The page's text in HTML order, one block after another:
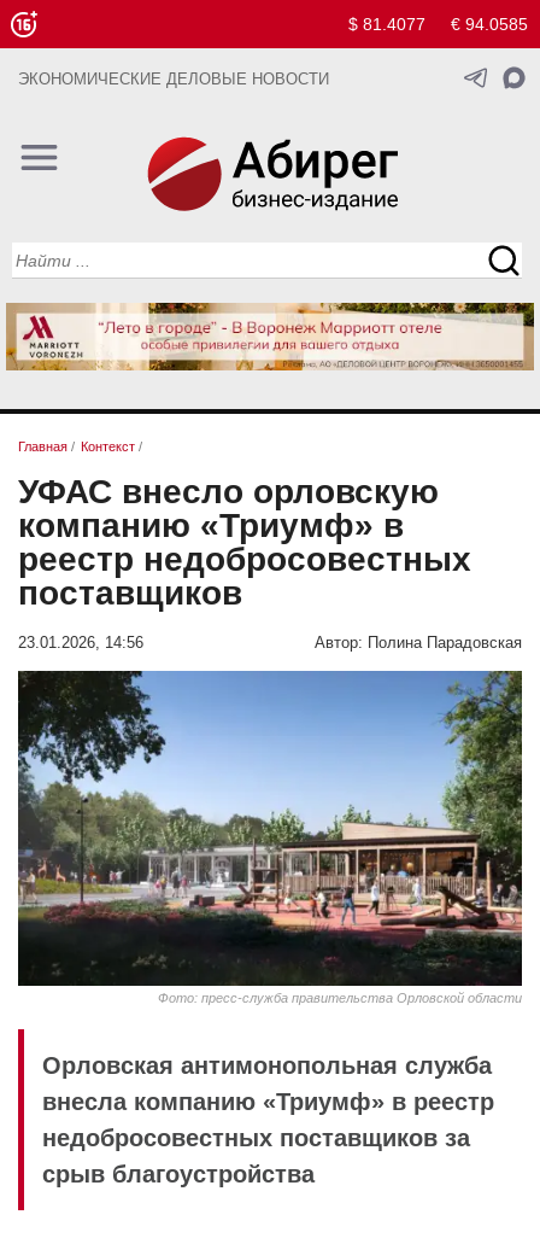
$ 81.4077 € 94.0585
ЭКОНОМИЧЕСКИЕ ДЕЛОВЫЕ НОВОСТИ
Главная / Контекст /
УФАС внесло орловскую
компанию «Триумф» в
реестр недобросовестных
поставщиков
23.01.2026, 14:56 Автор: Полина Парадовская
Фото: пресс-служба правительства Орловской области
Орловская антимонопольная служба
внесла компанию «Триумф» в реестр
недобросовестных поставщиков за
срыв благоустройства